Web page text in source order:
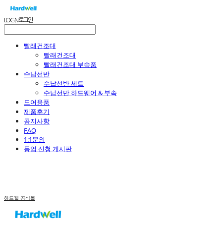
LOG IN로그인
빨래건조대
빨래건조대
빨래건조대 부속품
수납선반
수납선반 세트
수납선반 하드웨어 & 부속
도어용품
제품후기
공지사항
FAQ
1:1문의
등업 신청 게시판
하드웰 공식몰